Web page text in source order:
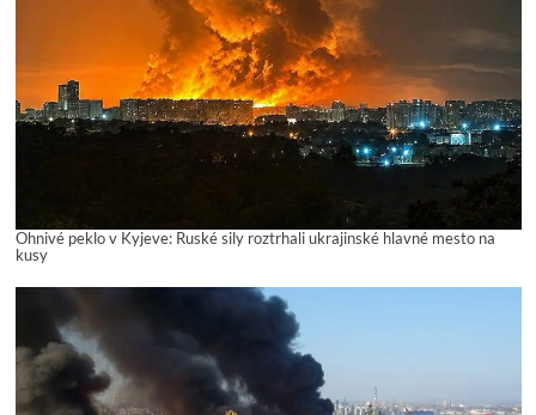
Ohnivé peklo v Kyjeve: Ruské sily roztrhali ukrajinské hlavné mesto na
kusy